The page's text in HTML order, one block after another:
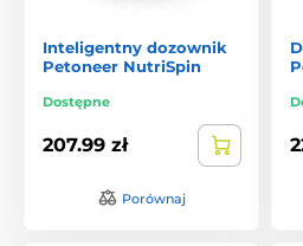
Inteligentny dozownik
Petoneer NutriSpin
Dostępne
207.99 zł
Porównaj